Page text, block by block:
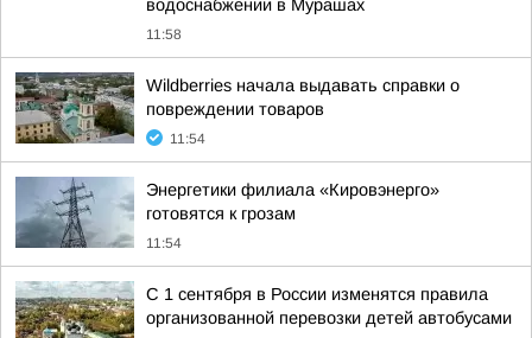
водоснабжении в Мурашах
11:58
Wildberries начала выдавать справки о
повреждении товаров
11:54
Энергетики филиала «Кировэнерго»
готовятся к грозам
11:54
С 1 сентября в России изменятся правила
организованной перевозки детей автобусами